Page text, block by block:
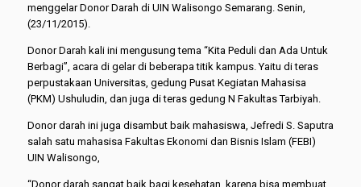
menggelar Donor Darah di UIN Walisongo Semarang. Senin,
(23/11/2015).
Donor Darah kali ini mengusung tema “Kita Peduli dan Ada Untuk
Berbagi”, acara di gelar di beberapa titik kampus. Yaitu di teras
perpustakaan Universitas, gedung Pusat Kegiatan Mahasisa
(PKM) Ushuludin, dan juga di teras gedung N Fakultas Tarbiyah.
Donor darah ini juga disambut baik mahasiswa, Jefredi S. Saputra
salah satu mahasisa Fakultas Ekonomi dan Bisnis Islam (FEBI)
UIN Walisongo,
“Donor darah sangat baik bagi kesehatan, karena bisa membuat